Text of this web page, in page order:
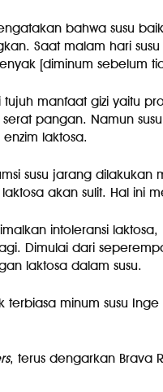
bahwa susu
Saat malam hari
[diminum sebelum
tujuh manfaat gizi yaitu
pangan. Namun
laktosa.
susu jarang
akan sulit. Hal ini
intoleransi
Dimulai dari
laktosa dalam susu.
terbiasa minum susu
, terus dengarkan Brava